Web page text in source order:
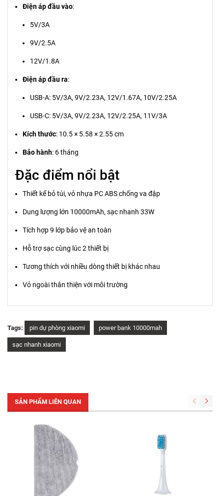
Điện áp đầu vào:
5V/3A
9V/2.5A
12V/1.8A
Điện áp đầu ra:
USB-A: 5V/3A, 9V/2.23A, 12V/1.67A, 10V/2.25A
USB-C: 5V/3A, 9V/2.23A, 12V/2.25A, 11V/3A
Kích thước: 10.5 × 5.58 × 2.55 cm
Bảo hành: 6 tháng
Đặc điểm nổi bật
Thiết kế bỏ túi, vỏ nhựa PC ABS chống va đập
Dung lượng lớn 10000mAh, sạc nhanh 33W
Tích hợp 9 lớp bảo vệ an toàn
Hỗ trợ sạc cùng lúc 2 thiết bị
Tương thích với nhiều dòng thiết bị khác nhau
Vỏ ngoài thân thiện với môi trường
Tags: pin dự phòng xiaomi power bank 10000mah
sạc nhanh xiaomi
SẢN PHẨM LIÊN QUAN